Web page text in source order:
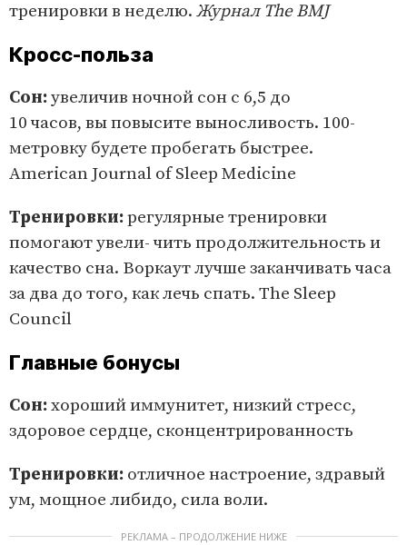
тренировки в неделю. Журнал The BMJ
Кросс-польза
Сон:увеличив ночной сон с 6,5 до
10 часов, вы повысите выносливость. 100-
метровку будете пробегать быстрее.
American Journal of Sleep Medicine
Тренировки:регулярные тренировки
помогают увели- чить продолжительность и
качество сна. Воркаут лучше заканчивать часа
за два до того, как лечь спать. The Sleep
Council
Главные бонусы
Сон:хороший иммунитет, низкий стресс,
здоровое сердце, сконцентрированность
Тренировки: отличное настроение, здравый
ум, мощное либидо, сила воли.
РЕКЛАМА – ПРОДОЛЖЕНИЕ НИЖЕ